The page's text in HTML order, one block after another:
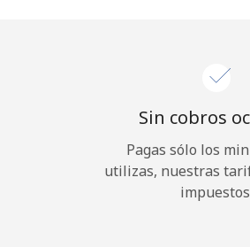
Sin cobros
Pagas sólo los
utilizas, nuestras